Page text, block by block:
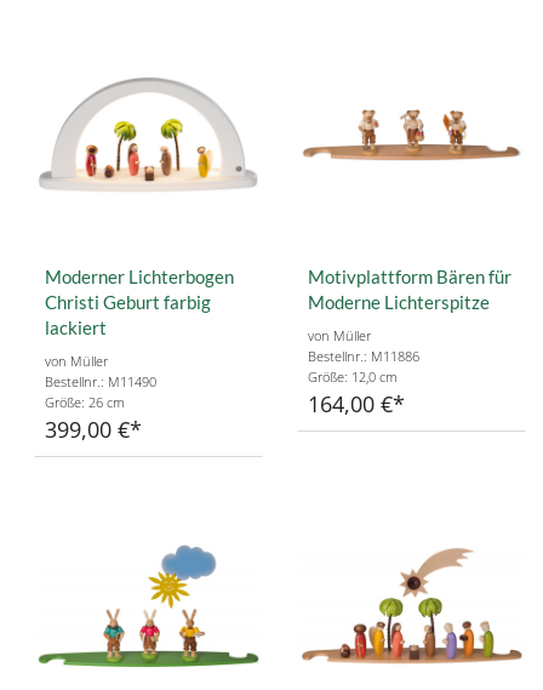
Moderner Lichterbogen
Christi Geburt farbig
lackiert
von Müller
Bestellnr.: M11490
Größe: 26 cm
399,00 €
Motivplattform Bären für
Moderne Lichterspitze
von Müller
Bestellnr.: M11886
Größe: 12,0 cm
164,00 €